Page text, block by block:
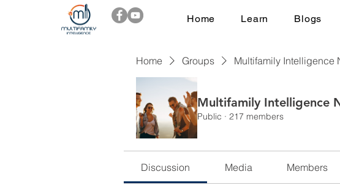
Home Learn Blogs
Home Groups Multifamily Intelligence
Multifamily Intelligence
Public · 217 members
Discussion Media Members